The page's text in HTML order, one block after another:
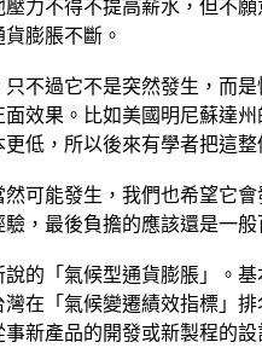
力不得不提高薪水，但不
膨脹不斷。
不過它不是突然發生，而
效果。比如美國明尼蘇達
低，所以後來有學者把這整
可能發生，我們也希望它
，最後負擔的應該還是一
的「氣候型通貨膨脹」。
在「氣候變遷績效指標」
新產品的開發或新製程的